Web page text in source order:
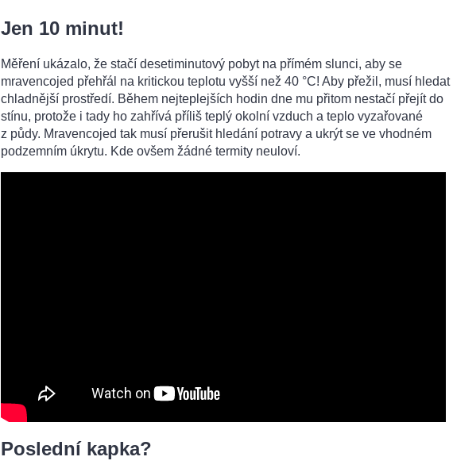
Jen 10 minut!
Měření ukázalo, že stačí desetiminutový pobyt na přímém slunci, aby se
mravencojed přehřál na kritickou teplotu vyšší než 40 °C! Aby přežil, musí hledat
chladnější prostředí. Během nejteplejších hodin dne mu přitom nestačí přejít do
stínu, protože i tady ho zahřívá příliš teplý okolní vzduch a teplo vyzařované
z půdy. Mravencojed tak musí přerušit hledání potravy a ukrýt se ve vhodném
podzemním úkrytu. Kde ovšem žádné termity neuloví.
Poslední kapka?